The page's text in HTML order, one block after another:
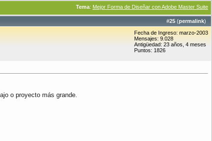
Tema: Mejor Forma de Diseñar con Adobe Master Suite
#25 (permalink)
Fecha de Ingreso: marzo-2003
Mensajes: 9.028
Antigüedad: 23 años, 4 meses
Puntos: 1826
o proyecto más grande.